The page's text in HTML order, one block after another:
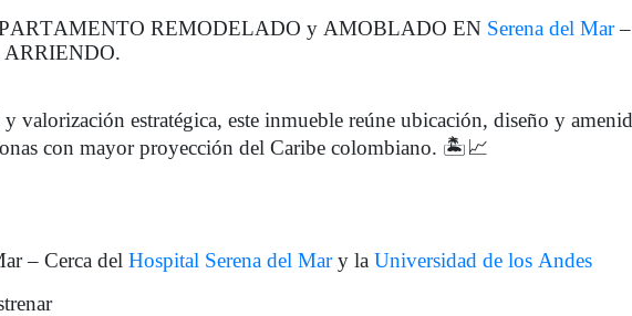
REMODELADO y AMOBLADO EN Serena del Mar–
valorización estratégica, este inmueble reúne ubicación, diseño y
con mayor proyección del Caribe colombiano. 🏝️📈
– Cerca del Hospital Serena del Mary la Universidad de los Andes